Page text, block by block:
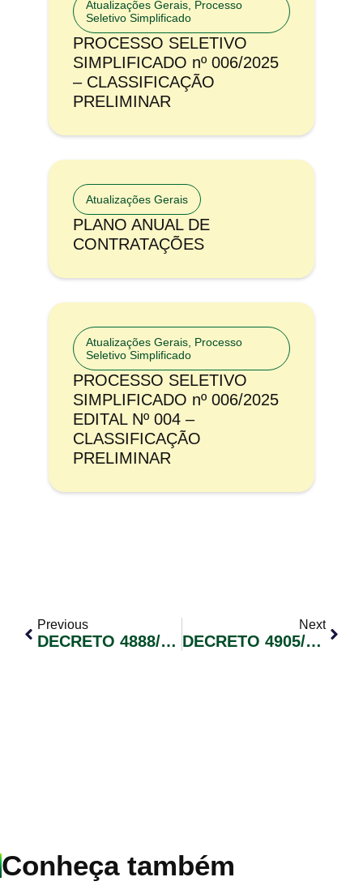
Atualizações Gerais Processo
Seletivo Simplificado
PROCESSO SELETIVO
SIMPLIFICADO nº 006/2025
– CLASSIFICAÇÃO
PRELIMINAR
Atualizações Gerais
PLANO ANUAL DE
CONTRATAÇÕES
Atualizações Gerais Processo
Seletivo Simplificado
PROCESSO SELETIVO
SIMPLIFICADO nº 006/2025
EDITAL Nº 004 –
CLASSIFICAÇÃO
PRELIMINAR
Previous
DECRETO 4888/2020
Next
DECRETO 4905/2020
Conheça também